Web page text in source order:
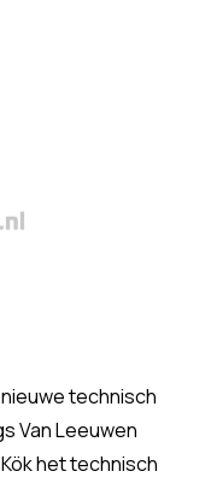
technisch
Van Leeuwen
het technisch